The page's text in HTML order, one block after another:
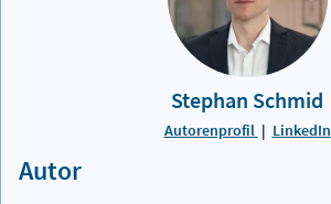
Stephan Schmid
Autorenprofil | LinkedIn
Autor